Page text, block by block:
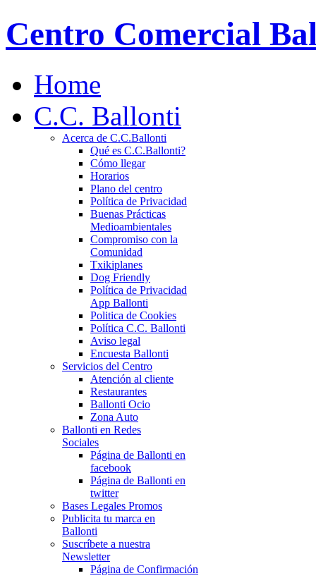
Centro Comercial
Home
C.C. Ballonti
Acerca de C.C.Ballonti
Qué es C.C.Ballonti?
Cómo llegar
Horarios
Plano del centro
Política de Privacidad
Buenas Prácticas
Medioambientales
Compromiso con la
Comunidad
Txikiplanes
Dog Friendly
Política de Privacidad
App Ballonti
Politica de Cookies
Política C.C. Ballonti
Aviso legal
Encuesta Ballonti
Servicios del Centro
Atención al cliente
Restaurantes
Ballonti Ocio
Zona Auto
Ballonti en Redes
Sociales
Página de Ballonti en
facebook
Página de Ballonti en
twitter
Bases Legales Promos
Publicita tu marca en
Ballonti
Suscríbete a nuestra
Newsletter
Página de Confirmación